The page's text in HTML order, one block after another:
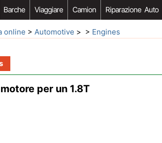
Barche Viaggiare Camion Riparazione Auto
online > Automotive > > Engines
per un 1.8T